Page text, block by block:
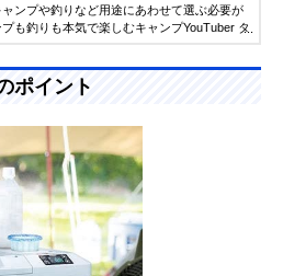
ンプや釣りなど用途にあわせて選ぶ必要が
も釣りも本気で楽しむキャンプYouTuber タ
ポイント